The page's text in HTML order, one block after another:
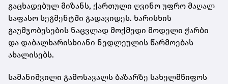
გაცხადებულ მიზანს, ქართული ღვინო უფრო მაღალ
საფასო სეგმენტში გადავიდეს. ხარისხის
გაუმჯობესების ნაცვლად მოქმედი მოდელი ჭარბი
და დაბალხარისხიანი ნედლეულის წარმოებას
ახალისებს.
სამანიშვილი გამოსავალს ბაზარზე სახელმწიფოს